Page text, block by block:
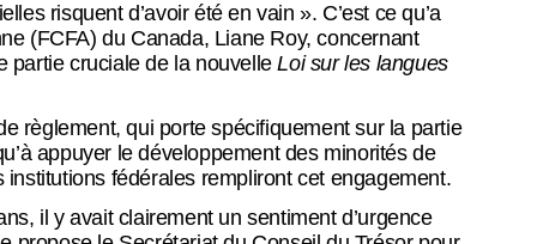
risquent d’avoir été en vain ». C’est ce qu’a
(FCFA) du Canada, Liane Roy, concernant
partie cruciale de la nouvelleLoi sur les langues
règlement, qui porte spécifiquement sur la partie
appuyer le développement des minorités de
fédérales rempliront cet engagement.
il y avait clairement un sentiment d’urgence